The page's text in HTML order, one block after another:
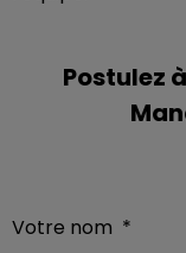
Postulez
Votre nom *